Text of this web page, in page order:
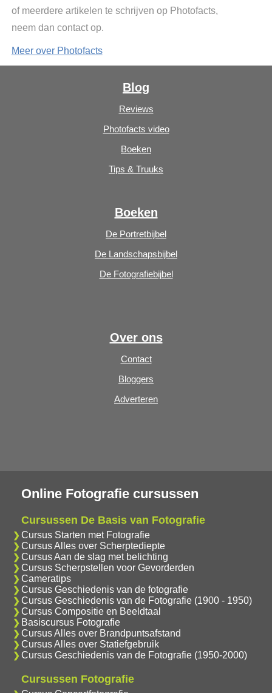
of meerdere artikelen te schrijven op Photofacts,
neem dan contact op.
Meer over Photofacts
Blog
Reviews
Photofacts video
Boeken
Tips & Truuks
Boeken
De Portretbijbel
De Landschapsbijbel
De Fotografiebijbel
Over ons
Contact
Bloggers
Adverteren
Online Fotografie cursussen
Cursussen De Basis van Fotografie
Cursus Starten met Fotografie
Cursus Alles over Scherptediepte
Cursus Aan de slag met belichting
Cursus Scherpstellen voor Gevorderden
Cameratips
Cursus Geschiedenis van de fotografie
Cursus Geschiedenis van de Fotografie (1900 - 1950)
Cursus Compositie en Beeldtaal
Basiscursus Fotografie
Cursus Alles over Brandpuntsafstand
Cursus Alles over Statiefgebruik
Cursus Geschiedenis van de Fotografie (1950-2000)
Cursussen Fotografie